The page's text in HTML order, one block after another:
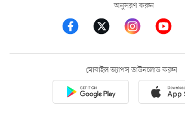
অনুসরণ করুন
মোবাইল অ্যাপস ডাউনলোড করুন